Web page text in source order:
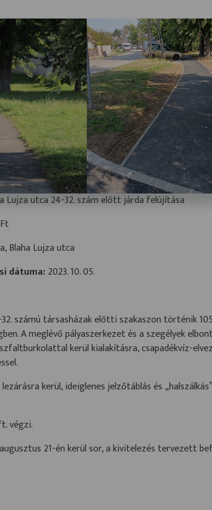
Lujza utca 24-32. szám előtt járda felújítása
Blaha Lujza utca
dátuma: 2023. 10. 05.
számú társasházak előtti szakaszon történik
A meglévő pályaszerkezet és a szegélyek
kerül kialakításra, csapadékvíz-
kerül, ideiglenes jelzőtáblás és
végzi.
21-én kerül sor, a kivitelezés tervezett